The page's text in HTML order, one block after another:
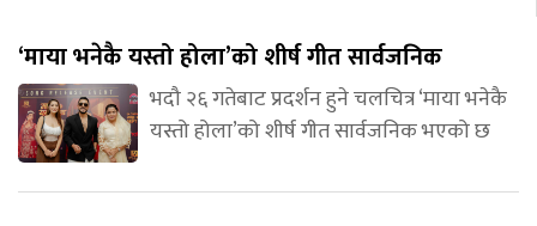
‘माया भनेकै यस्तो होला’को शीर्ष गीत सार्वजनिक
भदौ २६ गतेबाट प्रदर्शन हुने चलचित्र ‘माया भनेकै
यस्तो होला’को शीर्ष गीत सार्वजनिक भएको छ